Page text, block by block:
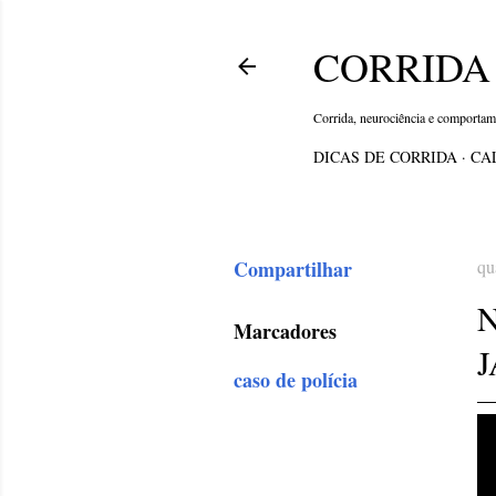
Corrida, neurociência e
DICAS DE CORRIDA
Compartilhar
Marcadores
caso de polícia